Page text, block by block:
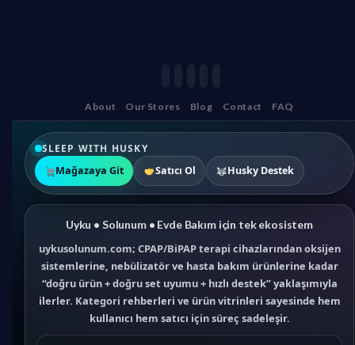
About Our Stores Blog Contact FAQ
SLEEP WITH HUSKY
Mağazaya Git
Satıcı Ol Husky Destek
Uyku • Solunum • Evde Bakım için tek ekosistem
uykusolunum.com; CPAP/BiPAP terapi cihazlarından oksijen
sistemlerine, nebülizatör ve hasta bakım ürünlerine kadar
“doğru ürün + doğru set uyumu + hızlı destek” yaklaşımıyla
ilerler. Kategori rehberleri ve ürün vitrinleri sayesinde hem
kullanıcı hem satıcı için süreç sadeleşir.